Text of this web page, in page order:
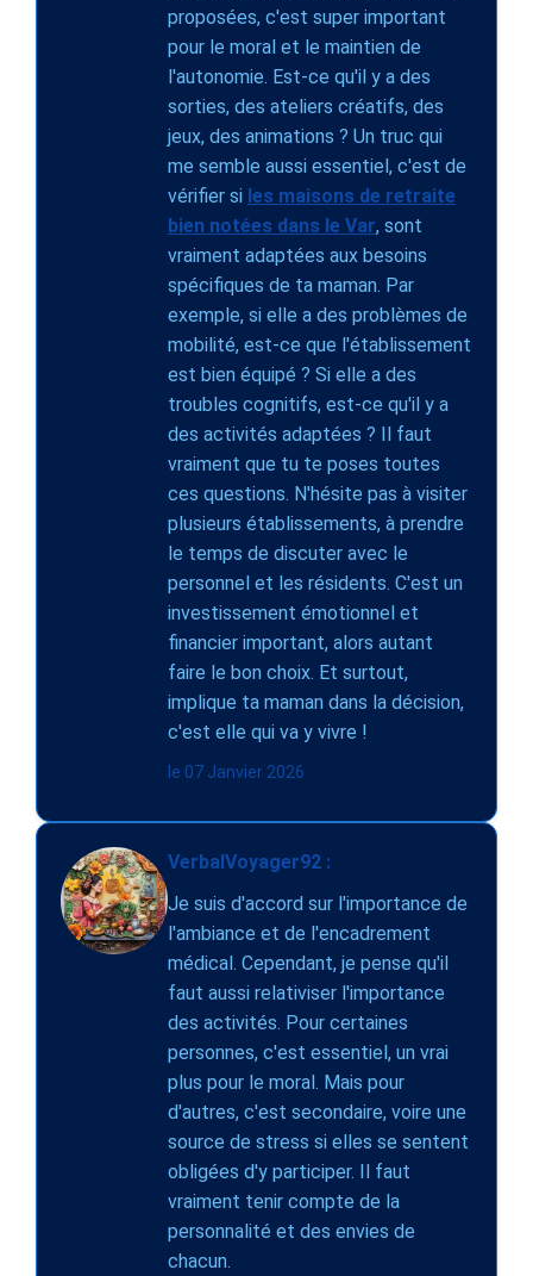
proposées, c'est super important
pour le moral et le maintien de
l'autonomie. Est-ce qu'il y a des
sorties, des ateliers créatifs, des
jeux, des animations ? Un truc qui
me semble aussi essentiel, c'est de
vérifier si les maisons de retraite
bien notées dans le Var, sont
vraiment adaptées aux besoins
spécifiques de ta maman. Par
exemple, si elle a des problèmes de
mobilité, est-ce que l'établissement
est bien équipé ? Si elle a des
troubles cognitifs, est-ce qu'il y a
des activités adaptées ? Il faut
vraiment que tu te poses toutes
ces questions. N'hésite pas à visiter
plusieurs établissements, à prendre
le temps de discuter avec le
personnel et les résidents. C'est un
investissement émotionnel et
financier important, alors autant
faire le bon choix. Et surtout,
implique ta maman dans la décision,
c'est elle qui va y vivre !
le 07 Janvier 2026
VerbalVoyager92 :
Je suis d'accord sur l'importance de
l'ambiance et de l'encadrement
médical. Cependant, je pense qu'il
faut aussi relativiser l'importance
des activités. Pour certaines
personnes, c'est essentiel, un vrai
plus pour le moral. Mais pour
d'autres, c'est secondaire, voire une
source de stress si elles se sentent
obligées d'y participer. Il faut
vraiment tenir compte de la
personnalité et des envies de
chacun.